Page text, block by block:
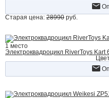
Старая цена: 28990 руб.
1 место
Электроквадроцикл RiverToys Kart